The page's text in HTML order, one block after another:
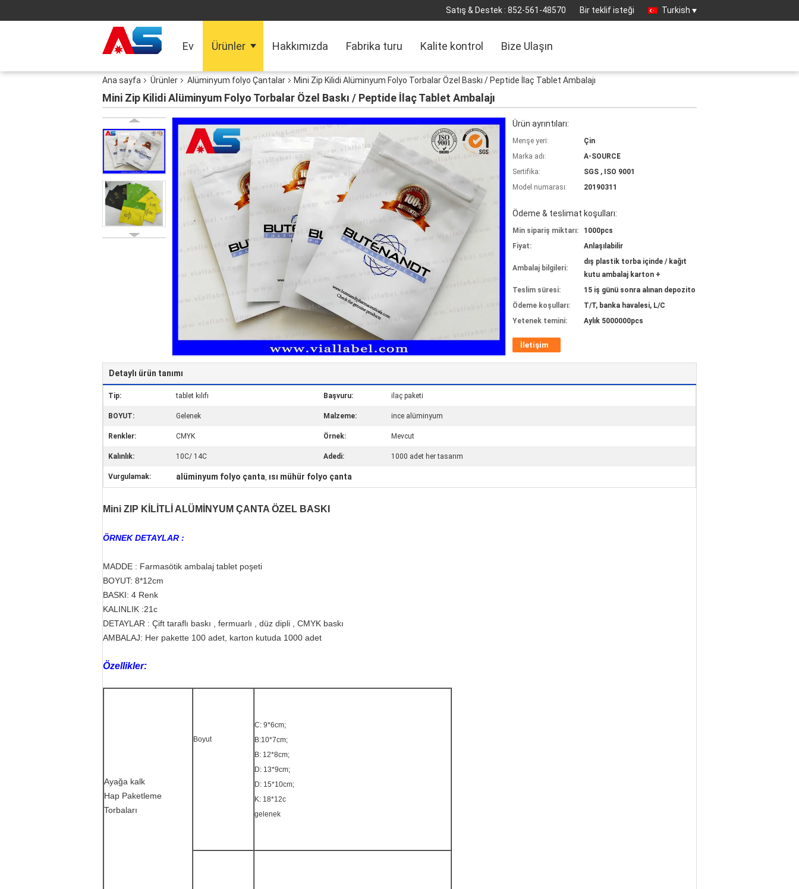
Satış & Destek : 852-561-48570 Bir teklif isteği Turkish
Ev Ürünler Hakkımızda Fabrika turu Kalite kontrol Bize Ulaşın
Ana sayfa Ürünler Alüminyum folyo Çantalar Mini Zip Kilidi Alüminyum Folyo Torbalar Özel Baskı / Peptide İlaç Tablet Ambalajı
Mini Zip Kilidi Alüminyum Folyo Torbalar Özel Baskı / Peptide İlaç Tablet Ambalajı
Ürün ayrıntıları:
Menşe yeri:
Çin
Marka adı:
A-SOURCE
Sertifika:
SGS , ISO 9001
Model numarası:
20190311
Ödeme & teslimat koşulları:
Min sipariş miktarı:
1000pcs
Fiyat:
Anlaşılabilir
Ambalaj bilgileri:
dış plastik torba içinde / kağıt
kutu ambalaj karton +
Teslim süresi:
15 iş günü sonra alınan depozito
Ödeme koşulları:
T/T, banka havalesi, L/C
Yetenek temini:
Aylık 5000000pcs
İletişim
Detaylı ürün tanımı
Tip: tablet kılıfı Başvuru: ilaç paketi
BOYUT: Gelenek Malzeme: ince alüminyum
Renkler: CMYK Örnek: Mevcut
Kalınlık: 10C/ 14C Adedi: 1000 adet her tasarım
Vurgulamak: alüminyum folyo çanta, ısı mühür folyo çanta
Mini ZIP KİLİTLİ ALÜMİNYUM ÇANTA ÖZEL BASKI
ÖRNEK DETAYLAR :
MADDE : Farmasötik ambalaj tablet poşeti
BOYUT: 8*12cm
BASKI: 4 Renk
KALINLIK :21c
DETAYLAR : Çift taraflı baskı , fermuarlı , düz dipli , CMYK baskı
AMBALAJ: Her pakette 100 adet, karton kutuda 1000 adet
Özellikler:
Ayağa kalk
Hap Paketleme
Torbaları
Boyut
C: 9*6cm;
B:10*7cm;
B: 12*8cm;
D: 13*9cm;
D: 15*10cm;
K: 18*12c
gelenek